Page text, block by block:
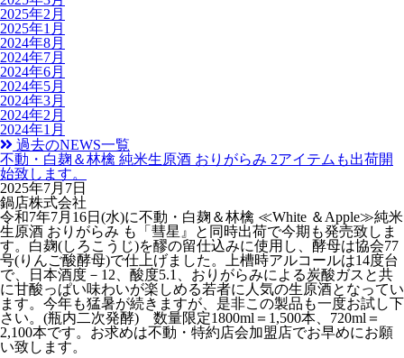
2025年2月
2025年1月
2024年8月
2024年7月
2024年6月
2024年5月
2024年3月
2024年2月
2024年1月
過去のNEWS一覧
不動・白麹＆林檎 純米生原酒 おりがらみ 2アイテムも出荷開
始致します。
2025年7月7日
鍋店株式会社
令和7年7月16日(水)に不動・白麹＆林檎 ≪White ＆Apple≫純米
生原酒 おりがらみ も「彗星』と同時出荷で今期も発売致しま
す。白麹(しろこうじ)を醪の留仕込みに使用し、酵母は協会77
号(りんご酸酵母)で仕上げました。上槽時アルコールは14度台
で、日本酒度－12、酸度5.1、おりがらみによる炭酸ガスと共
に甘酸っぱい味わいが楽しめる若者に人気の生原酒となってい
ます。今年も猛暑が続きますが、是非この製品も一度お試し下
さい。(瓶内二次発酵) 数量限定1800ml＝1,500本、720ml＝
2,100本です。お求めは不動・特約店会加盟店でお早めにお願
い致します。